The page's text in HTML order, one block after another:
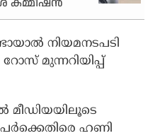
കമ്മീഷന്‍
നിയമനടപടി
മുന്നറിയിപ്പ്
മീഡിയയിലൂടെ
ഹണി